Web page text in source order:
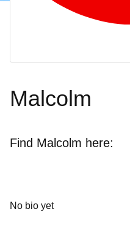
Malcolm
Find Malcolm here:
No bio yet